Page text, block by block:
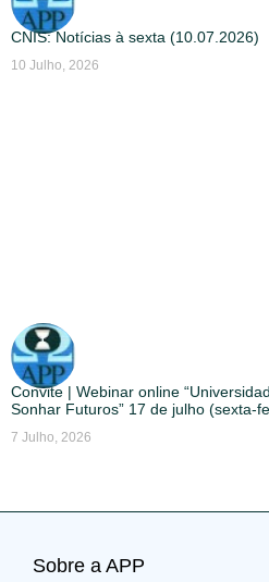
CNIS: Notícias à sexta (10.07.2026)
10 Julho, 2026
Convite | Webinar online
Sonhar Futuros” 17 de julho (sexta-
7 Julho, 2026
Sobre a APP